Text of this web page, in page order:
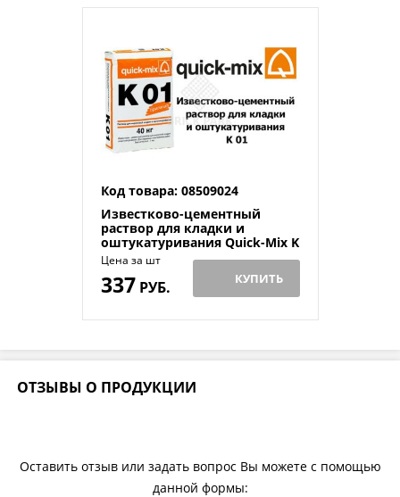
Код товара: 08509024
Известково-цементный
раствор для кладки и
оштукатуривания Quick-Mix K
01
Цена за шт
337РУБ. КУПИТЬ
ОТЗЫВЫ О ПРОДУКЦИИ
Оставить отзыв или задать вопрос Вы можете с помощью
данной формы: